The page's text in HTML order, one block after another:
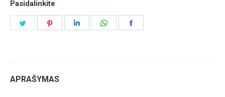
Pasidalinkite
APRAŠYMAS